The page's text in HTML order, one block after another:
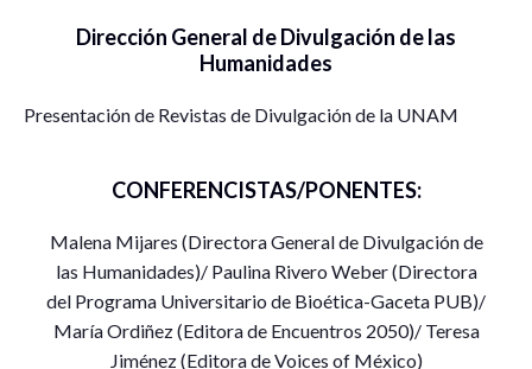
Dirección General de Divulgación de las
Humanidades
Presentación de Revistas de Divulgación de la UNAM
CONFERENCISTAS/PONENTES:
Malena Mijares (Directora General de Divulgación de
las Humanidades)/ Paulina Rivero Weber (Directora
del Programa Universitario de Bioética-Gaceta PUB)/
María Ordiñez (Editora de Encuentros 2050)/ Teresa
Jiménez (Editora de Voices of México)